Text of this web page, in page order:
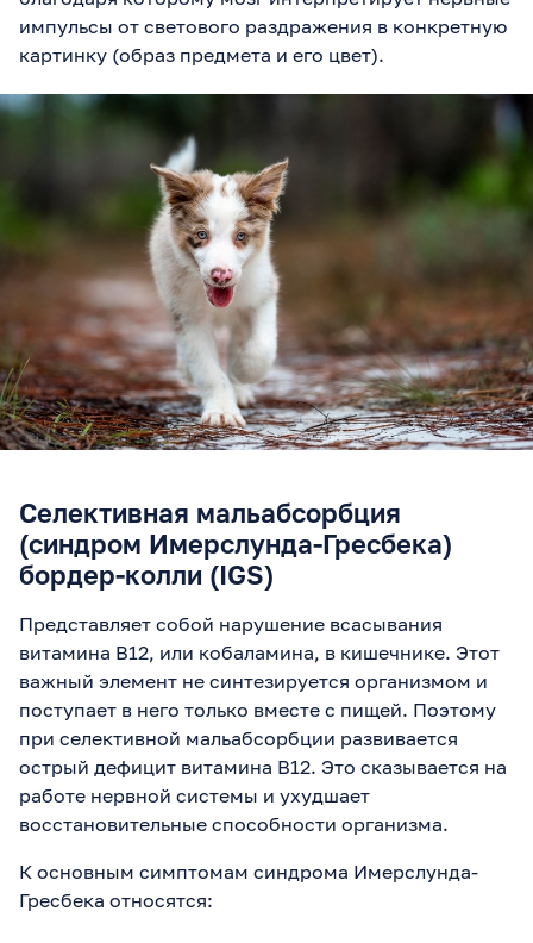
импульсы от светового раздражения в конкретную
картинку (образ предмета и его цвет).
Селективная мальабсорбция
(синдром Имерслунда-Гресбека)
бордер-колли (IGS)
Представляет собой нарушение всасывания
витамина B12, или кобаламина, в кишечнике. Этот
важный элемент не синтезируется организмом и
поступает в него только вместе с пищей. Поэтому
при селективной мальабсорбции развивается
острый дефицит витамина B12. Это сказывается на
работе нервной системы и ухудшает
восстановительные способности организма.
К основным симптомам синдрома Имерслунда-
Гресбека относятся: